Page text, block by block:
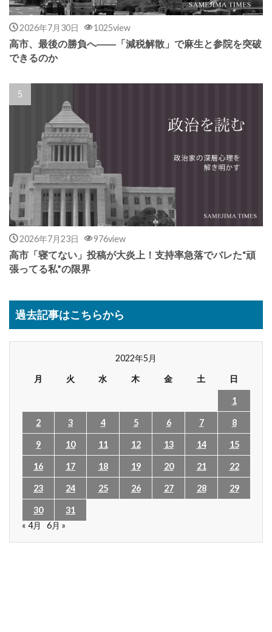
2026年7月30日 1025view
高市、最後の勝負へ――「減税解散」で麻生と参院を突破
できるのか
2026年7月23日 976view
高市「寝てない」投稿が大炎上！支持率急落でバレた“頑
張ってる私”の限界
過去記事はこちらから
2022年5月
月
火 水 木 金 土 日
1
2 3 4 5 6 7 8
9 10 11 12 13 14 15
16 17 18 19 20 21 22
23 24 25 26 27 28 29
30
31
« 4月
6月 »